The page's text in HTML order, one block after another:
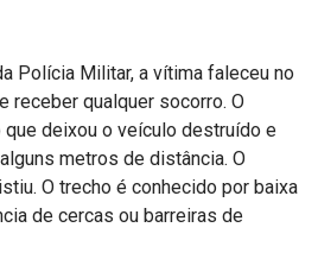
Polícia Militar, a vítima faleceu no
receber qualquer socorro. O
deixou o veículo destruído e
metros de distância. O
O trecho é conhecido por baixa
de cercas ou barreiras de